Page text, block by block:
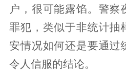
户，很可能露馅。警察
罪犯，类似于非统计抽
安情况如何还是要通过
令人信服的结论。